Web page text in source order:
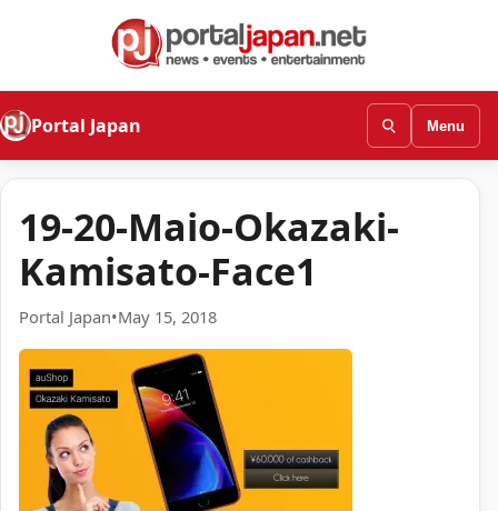
Portal Japan Menu
19-20-Maio-Okazaki-
Kamisato-Face1
Portal Japan•May 15, 2018